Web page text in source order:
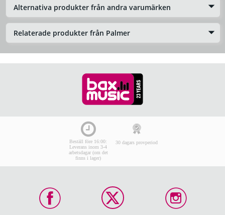
Alternativa produkter från andra varumärken
Relaterade produkter från Palmer
Beställ före 16:00:
Leverans inom 3-4
arbetsdagar (om det
finns i lager)
30 dagars provperiod